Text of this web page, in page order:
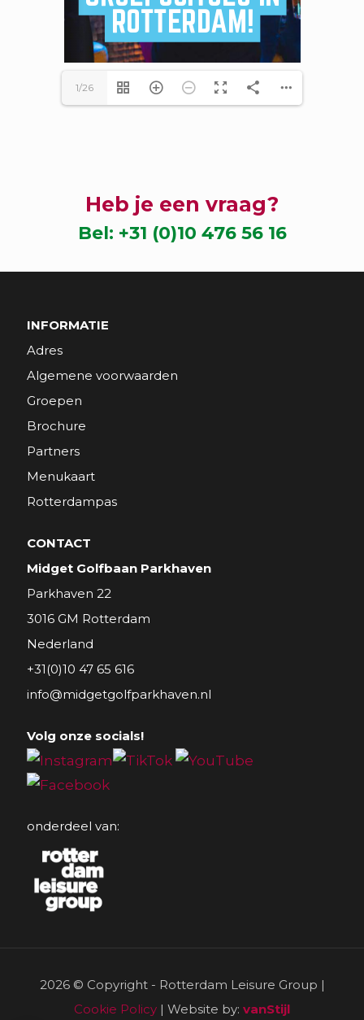
1/26
Heb je een vraag?
Bel: +31 (0)10 476 56 16
INFORMATIE
Adres
Algemene voorwaarden
Groepen
Brochure
Partners
Menukaart
Rotterdampas
CONTACT
Midget Golfbaan Parkhaven
Parkhaven 22
3016 GM Rotterdam
Nederland
+31(0)10 47 65 616
info@midgetgolfparkhaven.nl
Volg onze socials!
onderdeel van:
2026 © Copyright - Rotterdam Leisure Group |
Cookie Policy | Website by: vanStijl